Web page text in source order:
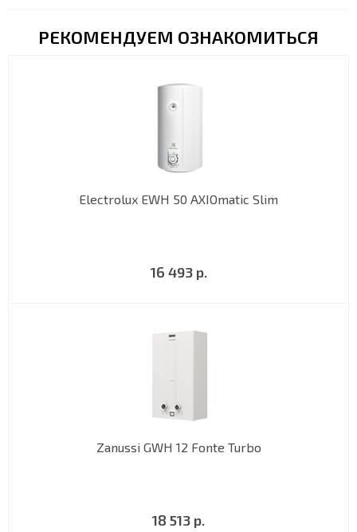
РЕКОМЕНДУЕМ ОЗНАКОМИТЬСЯ
Electrolux EWH 50 AXIOmatic Slim
16 493 р.
Zanussi GWH 12 Fonte Turbo
18 513 р.